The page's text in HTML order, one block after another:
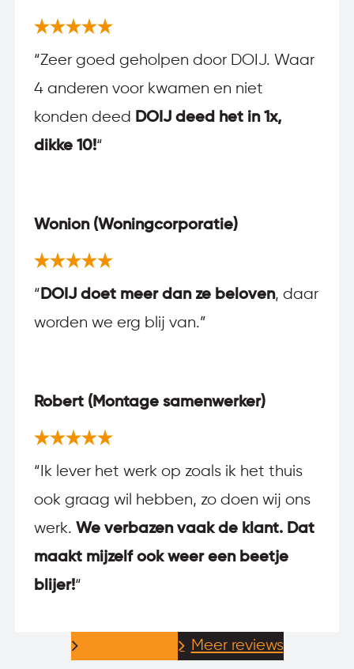
“Zeer goed geholpen door DOIJ. Waar
4 anderen voor kwamen en niet
konden deed DOIJ deed het in 1x,
dikke 10!“
Wonion (Woningcorporatie)
“ DOIJ doet meer dan ze beloven, daar
worden we erg blij van.”
Robert (Montage samenwerker)
“Ik lever het werk op zoals ik het thuis
ook graag wil hebben, zo doen wij ons
werk.We verbazen vaak de klant. Dat
maakt mijzelf ook weer een beetje
blijer!“
Meer reviews